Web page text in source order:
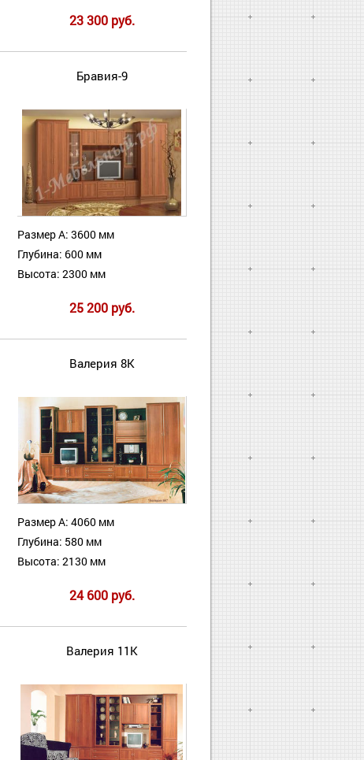
23 300 руб.
Бравия-9
Размер А: 3600 мм
Глубина: 600 мм
Высота: 2300 мм
25 200 руб.
Валерия 8К
Размер А: 4060 мм
Глубина: 580 мм
Высота: 2130 мм
24 600 руб.
Валерия 11К